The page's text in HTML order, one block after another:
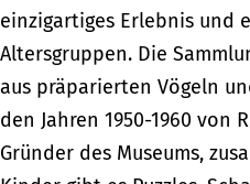
einzigartiges Erlebnis und
Altersgruppen. Die
aus präparierten Vögeln
den Jahren 1950-1960 von
Gründer des Museums,